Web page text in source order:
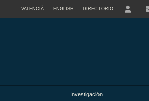
VALENCIÀ ENGLISH DIRECTORIO
Investigación